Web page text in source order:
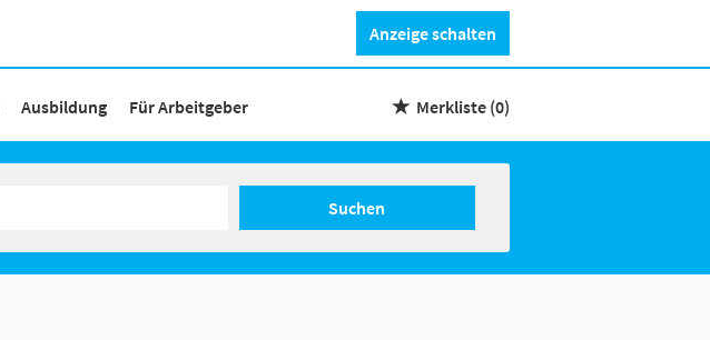
Anzeige schalten
Ausbildung Für Arbeitgeber Merkliste (0)
Suchen